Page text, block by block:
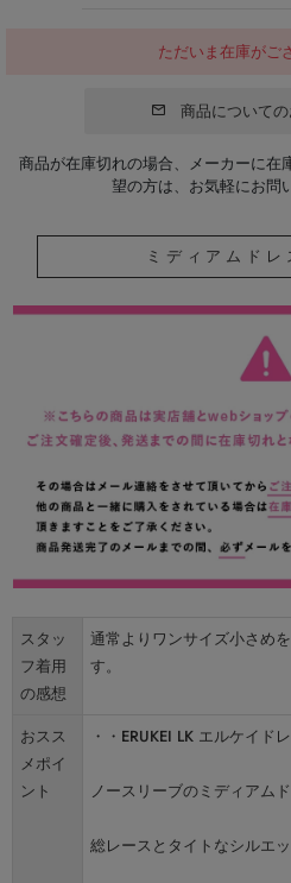
ただいま在庫がご
商品について
商品が在庫切れの場合、メーカーに在
望の方は、お気軽にお問
ミディアムドレ
スタッ
フ着用
の感想
通常よりワンサイズ小さめ
す。
おスス
メポイ
ント
・・ERUKEI LK エルケイド
ノースリーブのミディアム
総レースとタイトなシルエッ